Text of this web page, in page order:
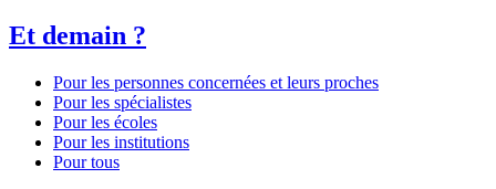
Et demain ?
Pour les personnes concernées et leurs proches
Pour les spécialistes
Pour les écoles
Pour les institutions
Pour tous